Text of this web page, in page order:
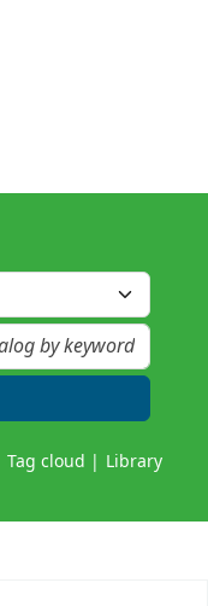
Tag cloud Library